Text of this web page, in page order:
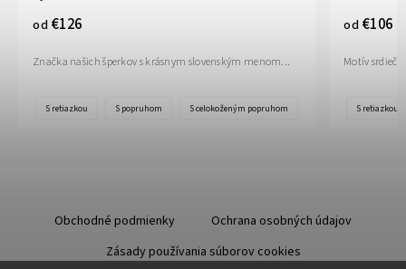
od €126
Značka našich šperkov s krásnym slovenským menom...
S retiazkou S popruhom S celokoženým popruhom
od €106
Motív
S retiazkou
Obchodné podmienky
Ochrana osobných údajov
Zásady používania súborov cookies